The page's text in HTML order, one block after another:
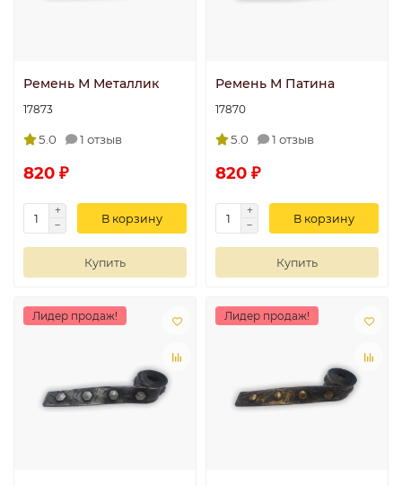
Ремень М Металлик
17873
5.0 1 отзыв
820 ₽
В корзину
Купить
Ремень М Патина
17870
5.0 1 отзыв
820 ₽
В корзину
Купить
Лидер продаж! Лидер продаж!